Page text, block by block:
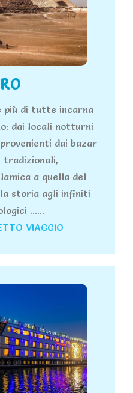
più di tutte incarna
dai locali notturni
dai bazar
tradizionali,
a quella del
storia agli infiniti
......
VIAGGIO